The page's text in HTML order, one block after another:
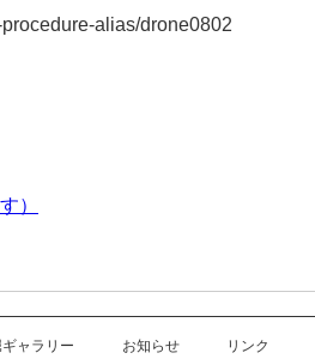
alias/drone0802
）
ャラリー お知らせ リンク